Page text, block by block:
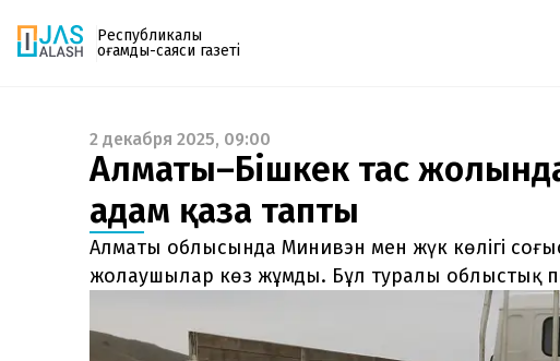
Республикалық
қоғамдық-саяси газеті
Газетке жазылу
PDF форматтағы газетті ай сайын электронды
поштаңызға алып отырыңыз. Жаңа нөмір
шыққан сәтте сізге бірден жіберіледі. Тек email
енгізіңіз, біз қалғанын өзіміз жібереміз.
2 декабря 2025, 09:00
Алматы–Бішкек тас
адам қаза тапты
Алматы облысында Минивэн мен жүк көлігі
жолаушылар көз жұмды. Бұл туралы облыстық